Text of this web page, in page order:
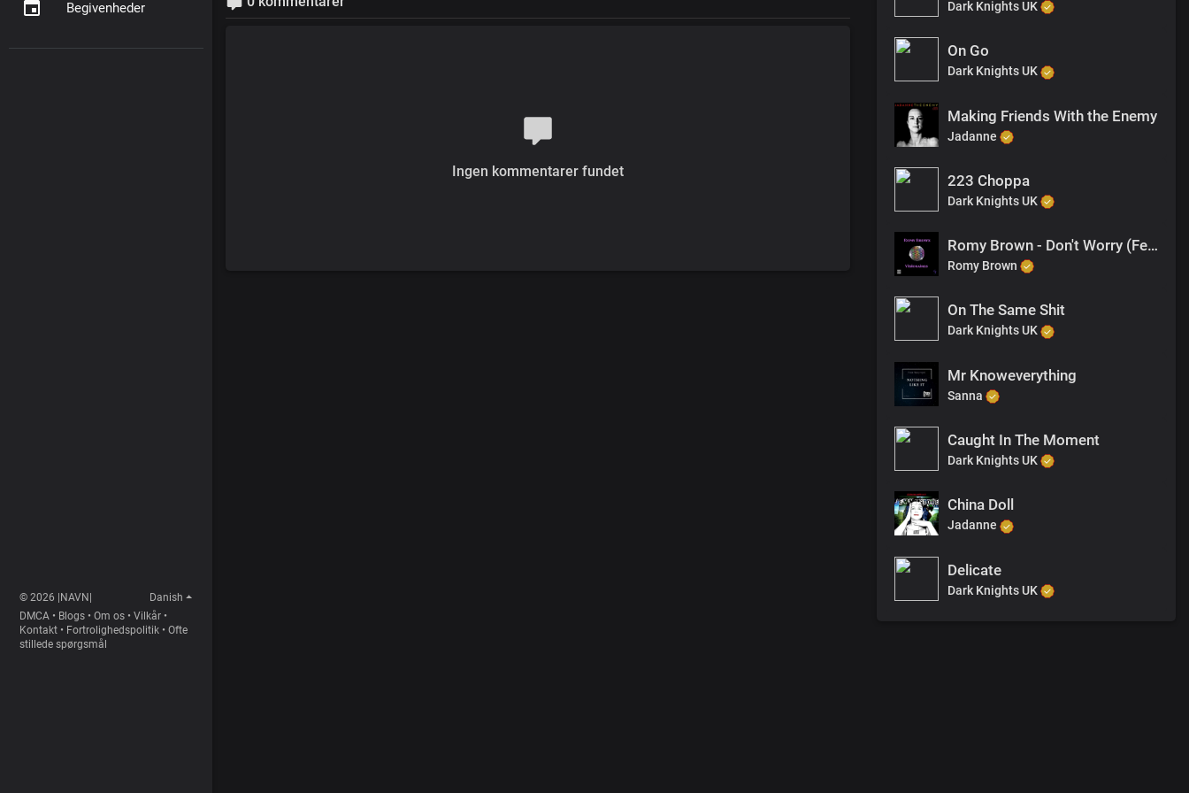
Begivenheder
© 2026 |NAVN|
Danish
DMCA • Blogs • Om os • Vilkår •
Kontakt • Fortrolighedspolitik • Ofte
stillede spørgsmål
Ingen kommentarer fundet
Dark Knights UK
On Go
Dark Knights UK
Making Friends With the Enemy
Jadanne
223 Choppa
Dark Knights UK
Romy Brown - Don't Worry (Featuring 45 Danga & Samses)
Romy Brown
On The Same Shit
Dark Knights UK
Mr Knoweverything
Sanna
Caught In The Moment
Dark Knights UK
China Doll
Jadanne
Delicate
Dark Knights UK